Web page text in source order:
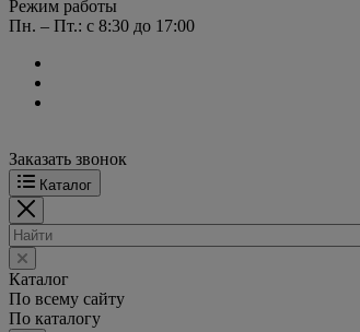
Режим работы
Пн. – Пт.: с 8:30 до 17:00
Заказать звонок
Каталог
Каталог
По всему сайту
По каталогу